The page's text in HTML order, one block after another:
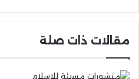
مقالات ذات صلة